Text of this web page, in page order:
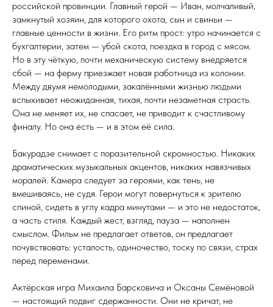
российской провинции. Главный герой — Иван, молчаливый,
замкнутый хозяин, для которого охота, сын и свиньи —
главные ценности в жизни. Его ритм прост: утро начинается с
бухгалтерии, затем — убой скота, поездка в город с мясом.
Но в эту чёткую, почти механическую систему внедряется
сбой — на ферму приезжает новая работница из колонии.
Между двумя немолодыми, закалёнными жизнью людьми
вспыхивает неожиданная, тихая, почти незаметная страсть.
Она не меняет их, не спасает, не приводит к счастливому
финалу. Но она есть — и в этом её сила.
Бакурадзе снимает с поразительной скромностью. Никаких
драматических музыкальных акцентов, никаких навязчивых
моралей. Камера следует за героями, как тень, не
вмешиваясь, не судя. Герои могут повернуться к зрителю
спиной, сидеть в углу кадра минутами — и это не недостаток,
а часть стиля. Каждый жест, взгляд, пауза — наполнен
смыслом. Фильм не предлагает ответов, он предлагает
почувствовать: усталость, одиночество, тоску по связи, страх
перед переменами.
Актёрская игра Михаила Барсковича и Оксаны Семёновой
— настоящий подвиг сдержанности. Они не кричат, не